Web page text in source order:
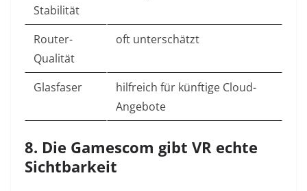
Stabilität
Router-
Qualität
oft unterschätzt
Glasfaser
hilfreich für künftige Cloud-
Angebote
8. Die Gamescom gibt VR echte
Sichtbarkeit